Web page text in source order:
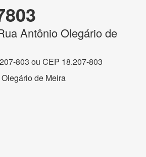
Antônio Olegário de
803 ou CEP 18.207-803
de Meira